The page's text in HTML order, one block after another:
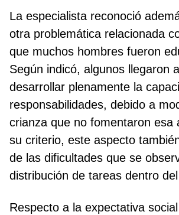
La especialista reconoció
otra problemática relacionada
que muchos hombres fueron
Según indicó, algunos llegaron
desarrollar plenamente la
responsabilidades, debido a
crianza que no fomentaron esa
su criterio, este aspecto
de las dificultades que se
distribución de tareas dentro
Respecto a la expectativa